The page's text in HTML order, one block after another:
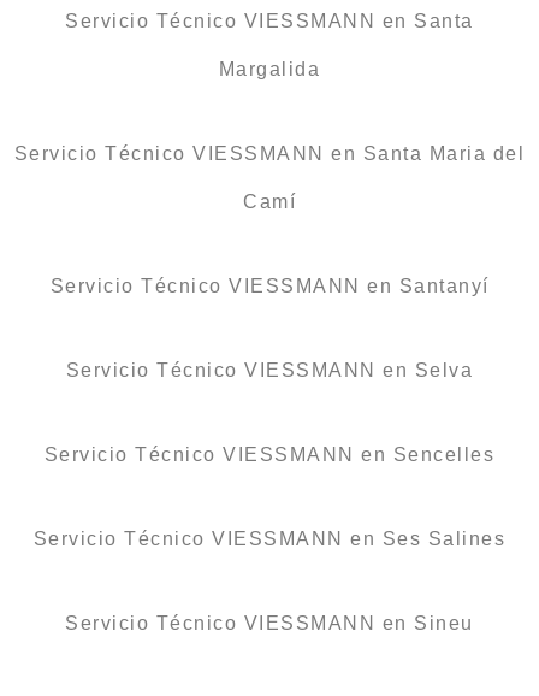
Servicio Técnico VIESSMANN en Santa
Margalida
Servicio Técnico VIESSMANN en Santa Maria del
Camí
Servicio Técnico VIESSMANN en Santanyí
Servicio Técnico VIESSMANN en Selva
Servicio Técnico VIESSMANN en Sencelles
Servicio Técnico VIESSMANN en Ses Salines
Servicio Técnico VIESSMANN en Sineu